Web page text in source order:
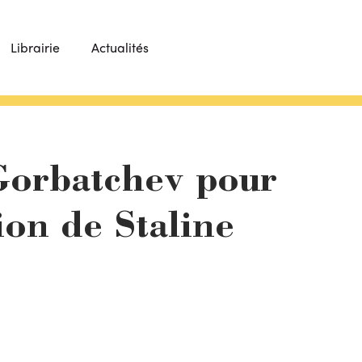
Librairie Actualités
pour
de Staline